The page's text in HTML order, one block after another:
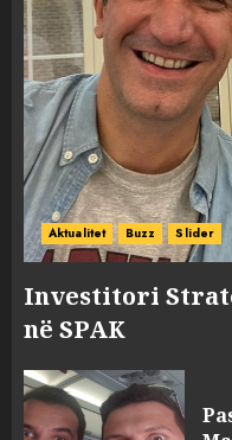
Aktualitet Buzz Slider
Investitori
në SPAK